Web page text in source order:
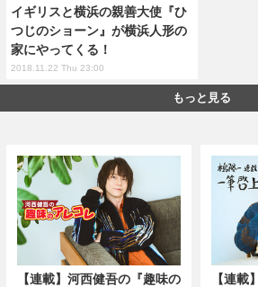
イギリスと横浜の親善大使『ひ
つじのショーン』が横浜人形の
家にやってくる！
2018.11.22 Thu 23:00
もっと見る
【連載】河西健吾の『趣味の
【連載